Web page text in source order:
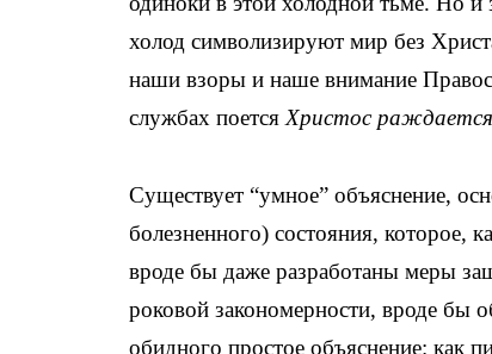
холод символизируют мир без
наши взоры и наше внимание
службах поется Христос раждается
Существует “умное” объяснение,
болезненного) состояния,
вроде бы даже разработаны меры
роковой закономерности, вроде бы
обидного простое объяснение: как